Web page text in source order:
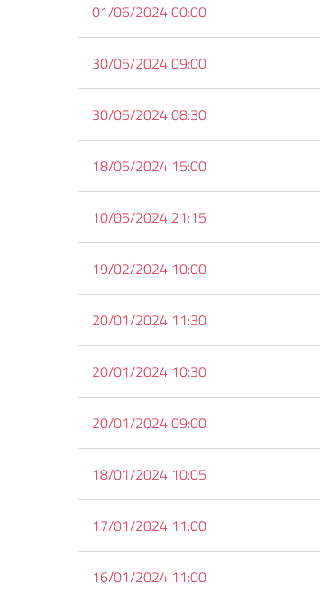
01/06/2024 00:00
30/05/2024 09:00
30/05/2024 08:30
18/05/2024 15:00
10/05/2024 21:15
19/02/2024 10:00
20/01/2024 11:30
20/01/2024 10:30
20/01/2024 09:00
18/01/2024 10:05
17/01/2024 11:00
16/01/2024 11:00